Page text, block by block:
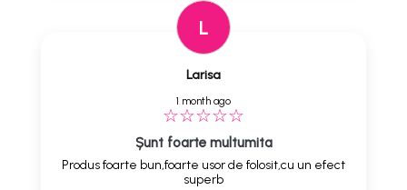
L
Larisa
1 month ago
Șunt foarte multumita
Produs foarte bun,foarte usor de folosit,cu un efect
superb